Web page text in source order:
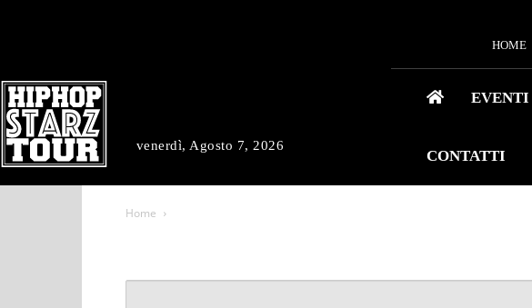
venerdì, Agosto 7, 2026
HOME
EVENTI
CONTATTI
Home